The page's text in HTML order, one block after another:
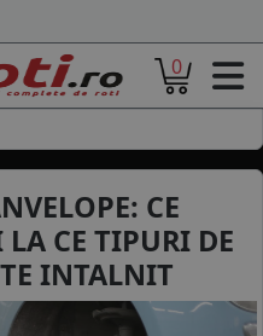
0
CE
CE TIPURI DE
INTALNIT